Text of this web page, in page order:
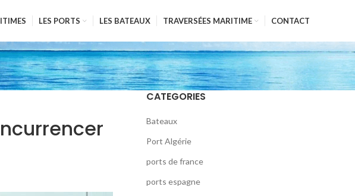
LES PORTS LES BATEAUX TRAVERSÉES MARITIME CONTACT
CATEGORIES
Bateaux
Port Algérie
ports de france
ports espagne